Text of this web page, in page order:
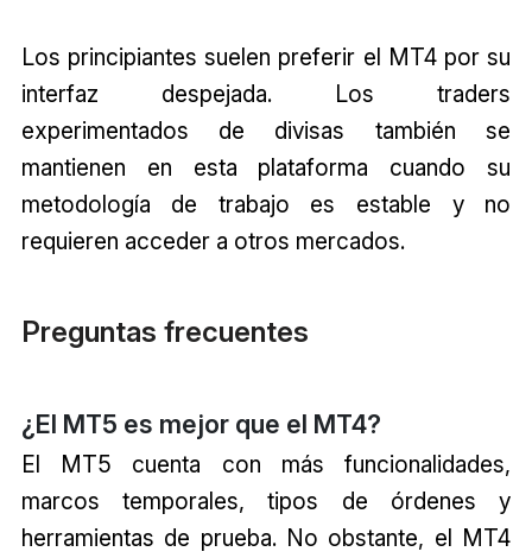
Los principiantes suelen preferir el MT4 por su
interfaz despejada. Los traders
experimentados de divisas también se
mantienen en esta plataforma cuando su
metodología de trabajo es estable y no
requieren acceder a otros mercados.
Preguntas frecuentes
¿El MT5 es mejor que el MT4?
El MT5 cuenta con más funcionalidades,
marcos temporales, tipos de órdenes y
herramientas de prueba. No obstante, el MT4